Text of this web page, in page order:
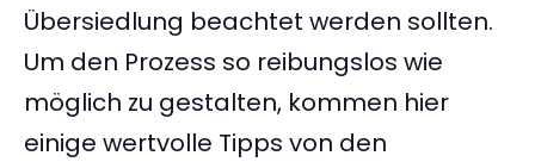
Übersiedlung beachtet werden sollten.
Um den Prozess so reibungslos wie
möglich zu gestalten, kommen hier
einige wertvolle Tipps von den